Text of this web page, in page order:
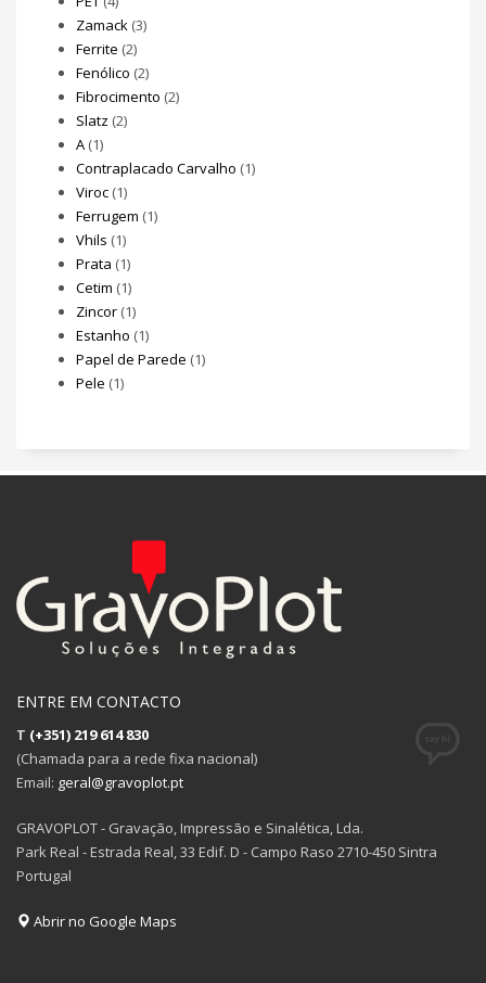
Zamack (3)
Ferrite (2)
Fenólico (2)
Fibrocimento (2)
Slatz (2)
A (1)
Contraplacado Carvalho (1)
Viroc (1)
Ferrugem (1)
Vhils (1)
Prata (1)
Cetim (1)
Zincor (1)
Estanho (1)
Papel de Parede (1)
Pele (1)
ENTRE EM CONTACTO
T (+351) 219 614 830
(Chamada para a rede fixa nacional)
Email: geral@gravoplot.pt
GRAVOPLOT - Gravação, Impressão e Sinalética, Lda.
Park Real - Estrada Real, 33 Edif. D - Campo Raso 2710-450 Sintra
Portugal
Abrir no Google Maps